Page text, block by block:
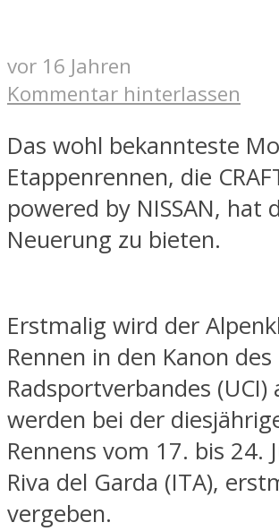
vor 16 Jahren
Kommentar hinterlassen
Das wohl bekannteste
Etappenrennen, die
powered by NISSAN, hat
Neuerung zu bieten.
Erstmalig wird der
Rennen in den Kanon
Radsportverbandes
werden bei der
Rennens vom 17. bis 24.
Riva del Garda (ITA),
vergeben.